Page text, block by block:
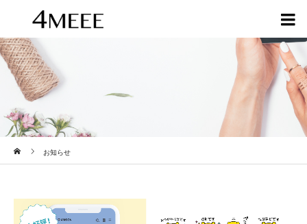
お知らせ